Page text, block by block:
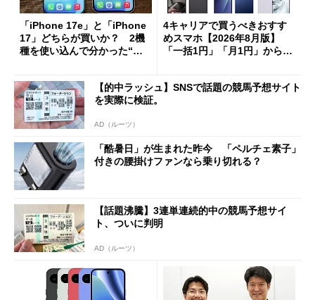
「iPhone 17e」と「iPhone
17」どちらが買いか？ 2機
種を使い込んで分かった“ス
4キャリアで買うべきおすす
めスマホ【2026年8月版】
「一括1円」「月1円」からお
【的中ラッシュ】SNSで話題の競馬予想サイト
を実際に検証。
AD（ルーツ）
「酷暑日」が生まれた昨今 「ペルチェ素子」
付きの腰掛けファンなら乗り切れる？
【話題沸騰】3連単連続的中の競馬予想サイ
ト、ついに判明
AD（ルーツ）